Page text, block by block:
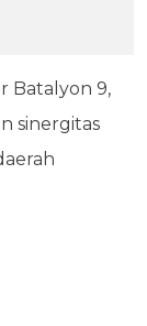
Batalyon 9,
sinergitas